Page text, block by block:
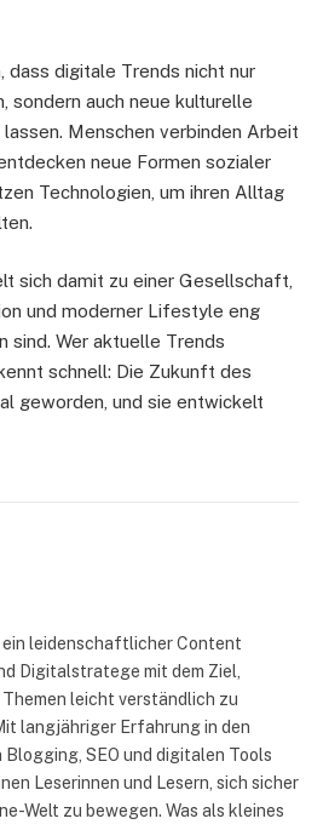
dass digitale Trends nicht nur
sondern auch neue kulturelle
Menschen verbinden Arbeit
neue Formen sozialer
Technologien, um ihren Alltag
sich damit zu einer Gesellschaft,
und moderner Lifestyle eng
sind. Wer aktuelle Trends
schnell: Die Zukunft des
geworden, und sie entwickelt
ein leidenschaftlicher Content
Digitalstratege mit dem Ziel,
Themen leicht verständlich zu
langjähriger Erfahrung in den
Blogging, SEO und digitalen Tools
Leserinnen und Lesern, sich sicher
Welt zu bewegen. Was als kleines